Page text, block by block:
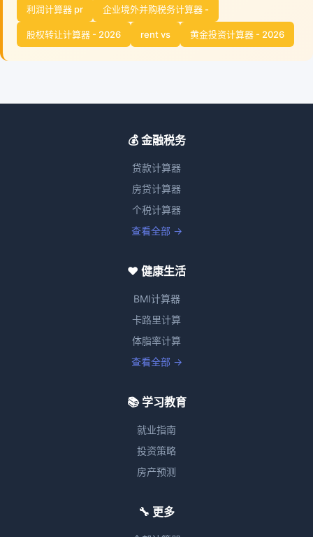
利润计算器 pr 企业境外并购税务计算器 -
股权转让计算器 - 2026 rent vs 黄金投资计算器 - 2026
💰 金融税务
贷款计算器
房贷计算器
个税计算器
查看全部 →
❤️ 健康生活
BMI计算器
卡路里计算
体脂率计算
查看全部 →
📚 学习教育
就业指南
投资策略
房产预测
🔧 更多